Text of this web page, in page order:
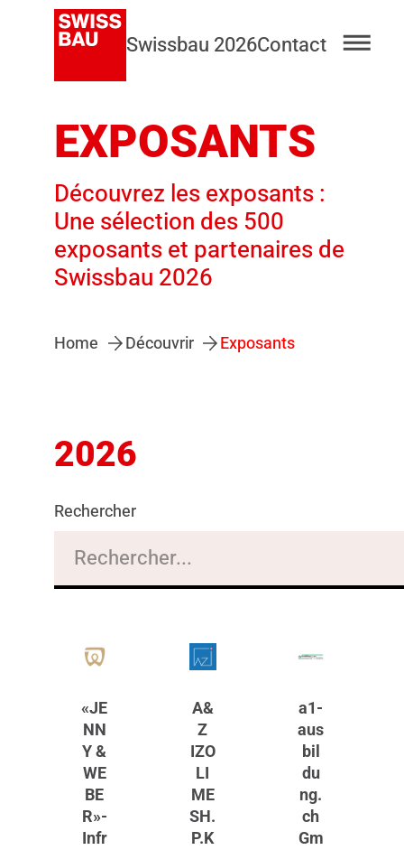
Swissbau 2026Contact
EXPOSANTS
Découvrez les exposants :
Une sélection des 500
exposants et partenaires de
Swissbau 2026
Home Découvrir Exposants
2026
Rechercher
«JE
NN
Y &
WE
BE
R»-
Infr
A&
Z
IZO
LI
ME
SH.
P.K
a1-
aus
bil
du
ng.
ch
Gm